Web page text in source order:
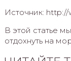
Источник: http://
В этой статье
отдохнуть на